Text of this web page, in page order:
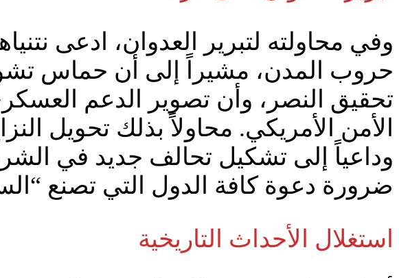
وفي محاولته لتبرير العدوان، ادعى
حروب المدن، مشيراً إلى أن حماس
تحقيق النصر، وأن تصوير الدعم
الأمن الأمريكي. محاولاً بذلك تحويل
وداعياً إلى تشكيل تحالف جديد في
ضرورة دعوة كافة الدول التي تصنع
استغلال الأحداث التاريخية